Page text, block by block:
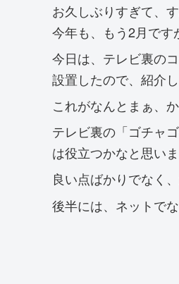
お久しぶりすぎて、
今年も、もう2月で
今日は、テレビ裏の
設置したので、紹介し
これがなんとまぁ、
テレビ裏の「ゴチャ
は役立つかなと思いま
良い点ばかりでなく
後半には、ネットで